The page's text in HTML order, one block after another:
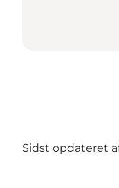
Sidst opdateret